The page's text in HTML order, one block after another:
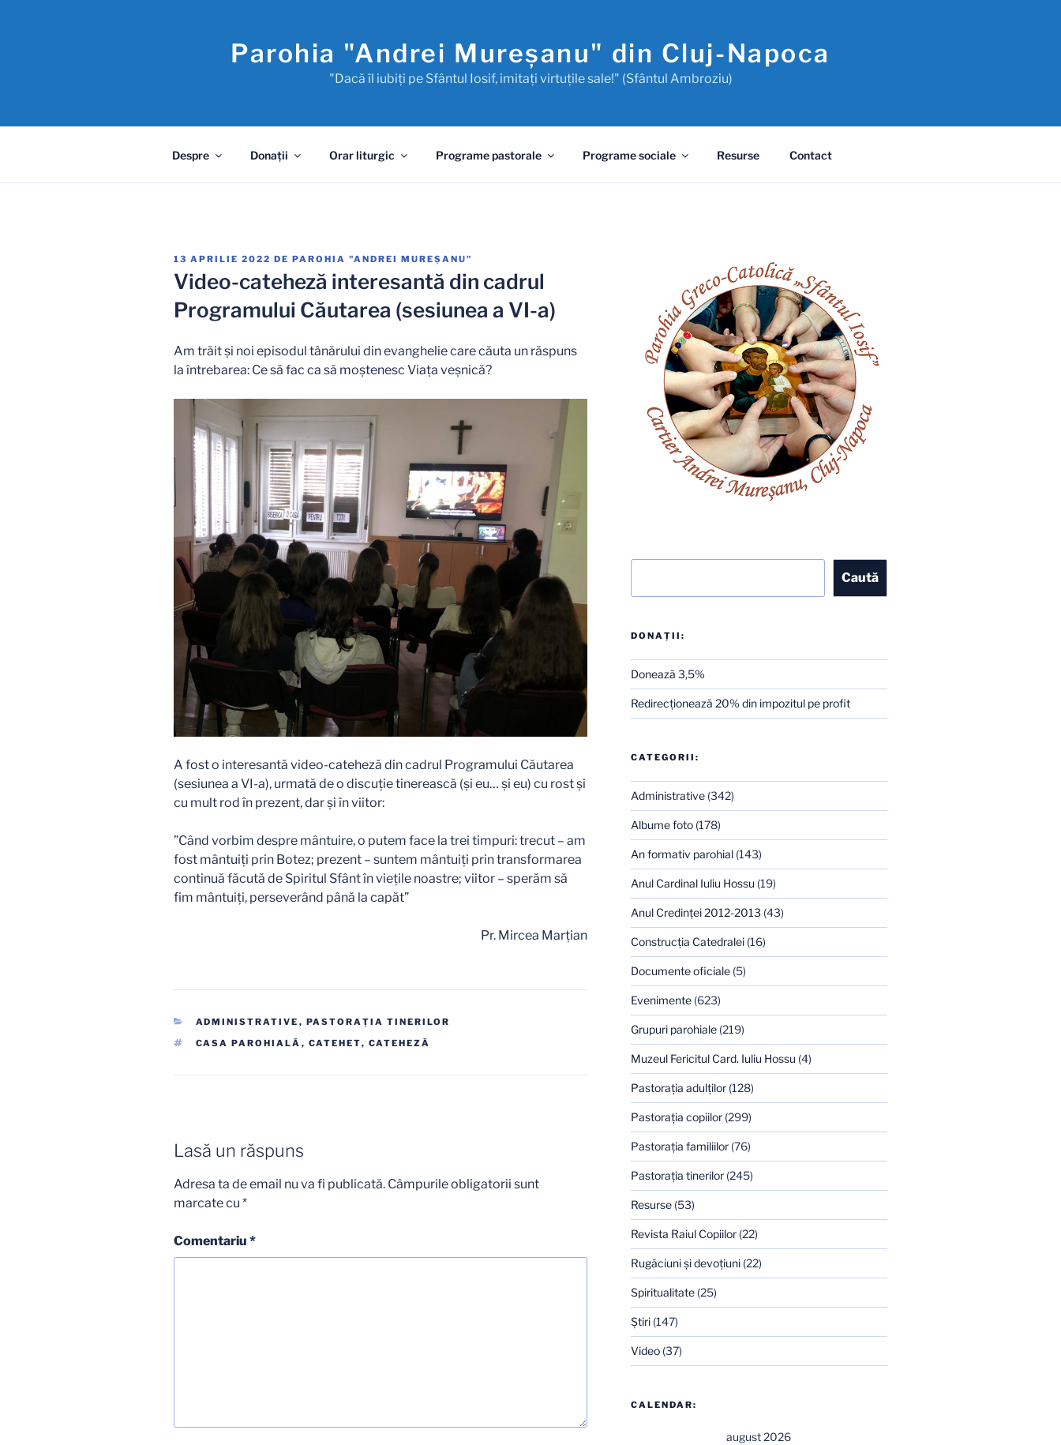
Parohia "Andrei Mureşanu" din Cluj-Napoca
"Dacă îl iubiţi pe Sfântul Iosif, imitaţi virtuţile sale!" (Sfântul Ambroziu)
Despre Donaţii Orar liturgic Programe pastorale Programe sociale Resurse Contact
PUBLICAT
PE
13 APRILIE 2022 DE PAROHIA "ANDREI MUREŞANU"
Video-cateheză interesantă din cadrul
Programului Căutarea (sesiunea a VI-a)
Am trăit și noi episodul tânărului din evanghelie care căuta un răspuns
la întrebarea: Ce să fac ca să moștenesc Viața veșnică?
A fost o interesantă video-cateheză din cadrul Programului Căutarea
(sesiunea a VI-a), urmată de o discuție tinerească (și eu… și eu) cu rost și
cu mult rod în prezent, dar și în viitor:
”Când vorbim despre mântuire, o putem face la trei timpuri: trecut – am
fost mântuiți prin Botez; prezent – suntem mântuiți prin transformarea
continuă făcută de Spiritul Sfânt în viețile noastre; viitor – sperăm să
fim mântuiți, perseverând până la capăt”
Pr. Mircea Marţian
CATEGORII
ADMINISTRATIVE , PASTORAŢIA TINERILOR
ETICHETE
CASA PAROHIALĂ , CATEHET, CATEHEZĂ
Lasă un răspuns
Adresa ta de email nu va fi publicată. Câmpurile obligatorii sunt
marcate cu *
Comentariu *
Caută
DONAȚII:
Donează 3,5%
Redirecţionează 20% din impozitul pe profit
CATEGORII:
Administrative(342)
Albume foto(178)
An formativ parohial(143)
Anul Cardinal Iuliu Hossu (19)
Anul Credinţei 2012-2013 (43)
Construcţia Catedralei(16)
Documente oficiale(5)
Evenimente(623)
Grupuri parohiale(219)
Muzeul Fericitul Card. Iuliu Hossu (4)
Pastoraţia adulţilor(128)
Pastoraţia copiilor(299)
Pastoraţia familiilor(76)
Pastoraţia tinerilor(245)
Resurse(53)
Revista Raiul Copiilor(22)
Rugăciuni şi devoţiuni(22)
Spiritualitate(25)
Ştiri(147)
Video(37)
CALENDAR:
august 2026